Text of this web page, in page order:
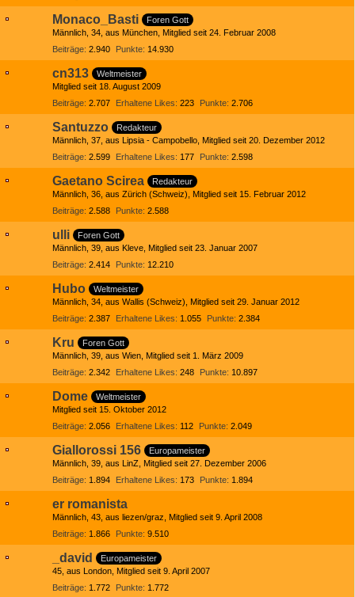
Monaco_Basti
Foren Gott
Männlich 34 aus München Mitglied seit 24. Februar 2008
Beiträge 2.940 Punkte 14.930
cn313
Weltmeister
Mitglied seit 18. August 2009
Beiträge 2.707 Erhaltene Likes 223 Punkte 2.706
Santuzzo
Redakteur
Männlich 37 aus Lipsia - Campobello Mitglied seit 20. Dezember 2012
Beiträge 2.599 Erhaltene Likes 177 Punkte 2.598
Gaetano Scirea
Redakteur
Männlich 36 aus Zürich (Schweiz) Mitglied seit 15. Februar 2012
Beiträge 2.588 Punkte 2.588
ulli
Foren Gott
Männlich 39 aus Kleve Mitglied seit 23. Januar 2007
Beiträge 2.414 Punkte 12.210
Hubo
Weltmeister
Männlich 34 aus Wallis (Schweiz) Mitglied seit 29. Januar 2012
Beiträge 2.387 Erhaltene Likes 1.055 Punkte 2.384
Kru
Foren Gott
Männlich 39 aus Wien Mitglied seit 1. März 2009
Beiträge 2.342 Erhaltene Likes 248 Punkte 10.897
Dome
Weltmeister
Mitglied seit 15. Oktober 2012
Beiträge 2.056 Erhaltene Likes 112 Punkte 2.049
Giallorossi 156
Europameister
Männlich 39 aus LinZ Mitglied seit 27. Dezember 2006
Beiträge 1.894 Erhaltene Likes 173 Punkte 1.894
er romanista
Männlich 43 aus liezen/graz Mitglied seit 9. April 2008
Beiträge 1.866 Punkte 9.510
_david
Europameister
45 aus London Mitglied seit 9. April 2007
Beiträge 1.772 Punkte 1.772